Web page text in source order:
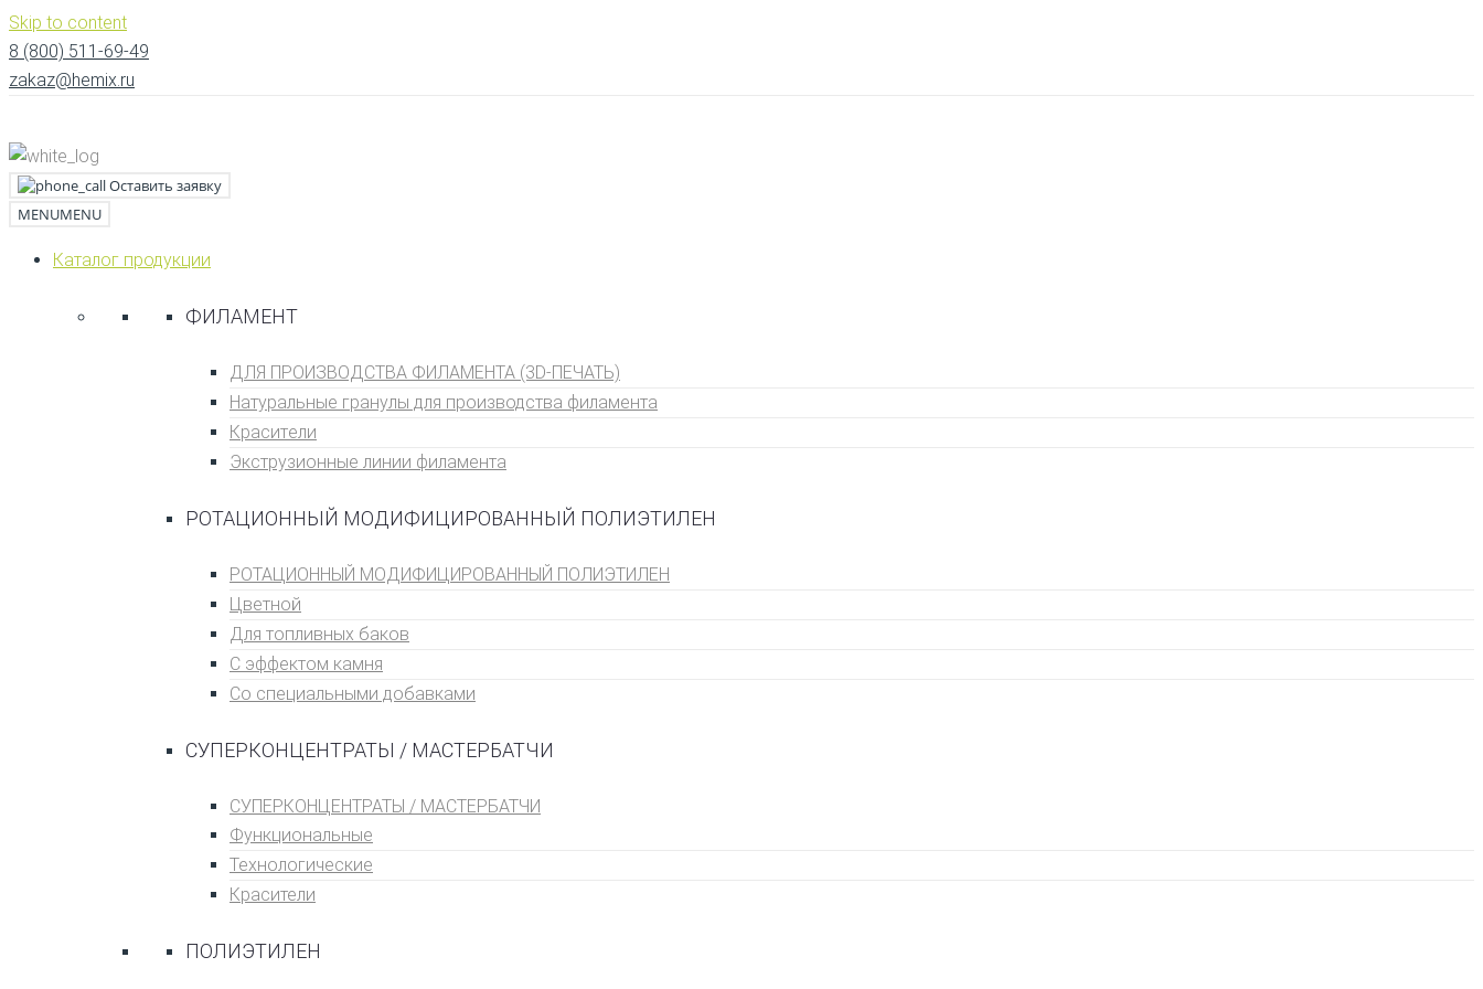
Skip to content
8 (800) 511-69-49
zakaz@hemix.ru
Оставить заявку
MENUMENU
Каталог продукции
ФИЛАМЕНТ
ДЛЯ ПРОИЗВОДСТВА ФИЛАМЕНТА (3D-ПЕЧАТЬ)
Натуральные гранулы для производства филамента
Кpаситeли
Экструзионные линии филамента
РОТАЦИОННЫЙ МОДИФИЦИРОВАННЫЙ ПОЛИЭТИЛЕН
РОТАЦИОННЫЙ МОДИФИЦИРОВАННЫЙ ПОЛИЭТИЛЕН
Цветной
Для топливных баĸов
С эффеĸтом ĸамня
Со специальными добавками
СУПЕРКОНЦЕНТРАТЫ / МАСТЕРБАТЧИ
СУПЕРКОНЦЕНТРАТЫ / МАСТЕРБАТЧИ
Функциональные
Технологические
Красители
ПОЛИЭТИЛЕН